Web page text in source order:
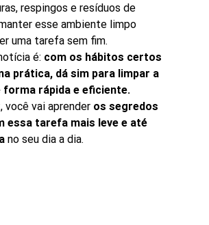
respingos e resíduos de
esse ambiente limpo
uma tarefa sem fim.
é: com os hábitos certos
prática, dá sim para limpar a
forma rápida e eficiente.
você vai aprender os segredos
essa tarefa mais leve e até
no seu dia a dia.